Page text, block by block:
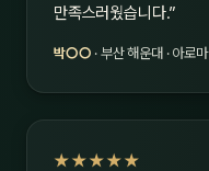
만족스러웠습니다.”
박○○ · 부산 해운대 · 아로마
★★★★★